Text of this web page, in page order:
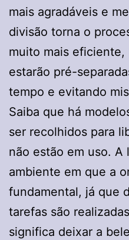
mais agradáveis e
divisão torna o
muito mais eficiente,
estarão pré-
tempo e evitando
Saiba que há
ser recolhidos para
não estão em uso. A
ambiente em que a
fundamental, já que
tarefas são
significa deixar a